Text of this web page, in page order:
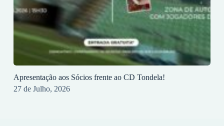
Apresentação aos Sócios frente ao CD Tondela!
27 de Julho, 2026